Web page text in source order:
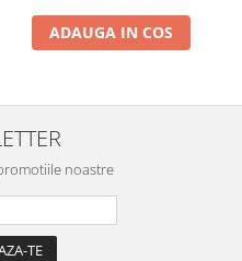
Flippy
ADAUGA IN COS
noastre